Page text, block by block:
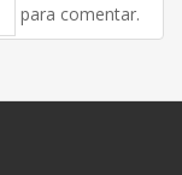
para comentar.